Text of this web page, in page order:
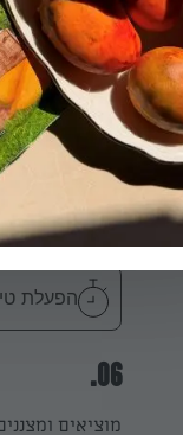
04.
מחממים תנור ל-160
והאמצע מעט
הפעלת טיימר
06.
מוציאים